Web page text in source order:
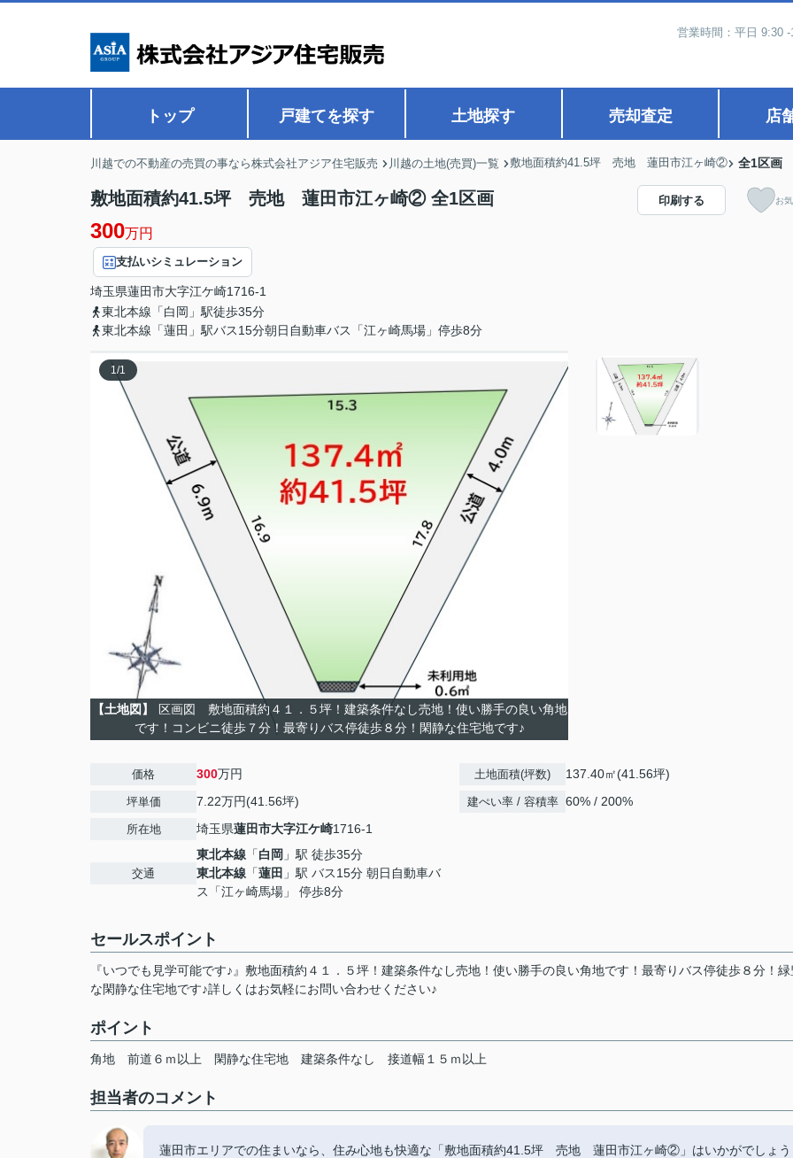
営業時間：平日
トップ 戸建てを探す 土地探す 売却査定 店
川越での不動産の売買の事なら株式会社アジア住宅販売 川越の土地(売買)一覧 敷地面積約41.5坪 売地 蓮田市江ヶ崎② 全1区画
敷地面積約41.5坪 売地 蓮田市江ヶ崎② 全1区画
300万円
支払いシミュレーション
埼玉県蓮田市大字江ケ崎1716-1
東北本線「白岡」駅徒歩35分
東北本線「蓮田」駅バス15分朝日自動車バス「江ヶ崎馬場」停歩8分
印刷する お
1/1
【土地図】
区画図 敷地面積約４１．５坪！建築条件なし売地！使い勝手の良い角地
です！コンビニ徒歩７分！最寄りバス停徒歩８分！閑静な住宅地です♪
価格 300万円
坪単価 7.22万円(41.56坪)
所在地 埼玉県蓮田市大字江ケ崎1716-1
交通
東北本線 「白岡 」駅 徒歩35分
東北本線 「蓮田 」駅 バス15分 朝日自動車バ
ス「江ヶ崎馬場」 停歩8分
土地面積(坪数) 137.40㎡(41.56坪)
建ぺい率 / 容積率 60% / 200%
セールスポイント
『いつでも見学可能です♪』敷地面積約４１．５坪！建築条件なし売地！使い勝手の良い角地です！最寄りバス停徒歩８分！
な閑静な住宅地です♪詳しくはお気軽にお問い合わせください♪
ポイント
角地 前道６ｍ以上 閑静な住宅地 建築条件なし 接道幅１５ｍ以上
担当者のコメント
蓮田市エリアでの住まいなら、住み心地も快適な「敷地面積約41.5坪 売地 蓮田市江ヶ崎②」はいかがでしょう